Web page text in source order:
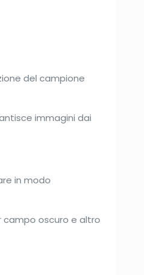
del campione
immagini dai
in modo
campo oscuro e altro